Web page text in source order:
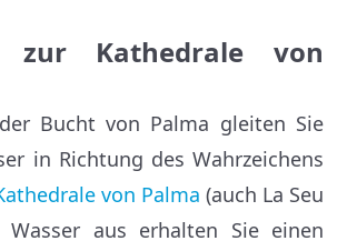
zur Kathedrale von
Bucht von Palma gleiten Sie
in Richtung des Wahrzeichens
von Palma (auch La Seu
Wasser aus erhalten Sie einen